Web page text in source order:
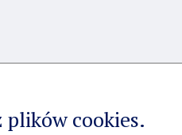
All rights reserved.Polityka
plików cookies.